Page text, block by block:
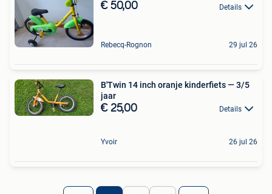
€ 50,00 Details
Rebecq-Rognon 29 jul 26
B'Twin 14 inch oranje kinderfiets — 3/5
jaar
€ 25,00 Details
Yvoir 26 jul 26